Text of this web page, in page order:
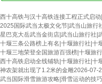
西十高铁与汉十高铁连接工程正式启
2025国际武当太极文化节|武当山旅行
星巴克大岳武当金街店|武当山旅行社|
十堰三条公路榜上有名|十堰旅行社|十
十堰三地荣登全国旅游百强榜|十堰旅
西十高铁启动全线铺轨|十堰旅行社|十
神农架就出现了1.2米的金雕2026-07-
武当国际滑雪旅游攻略|滑雪运动的技巧